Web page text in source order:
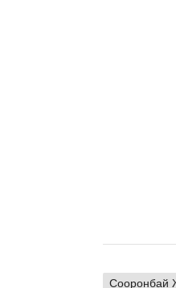
Сооронбай